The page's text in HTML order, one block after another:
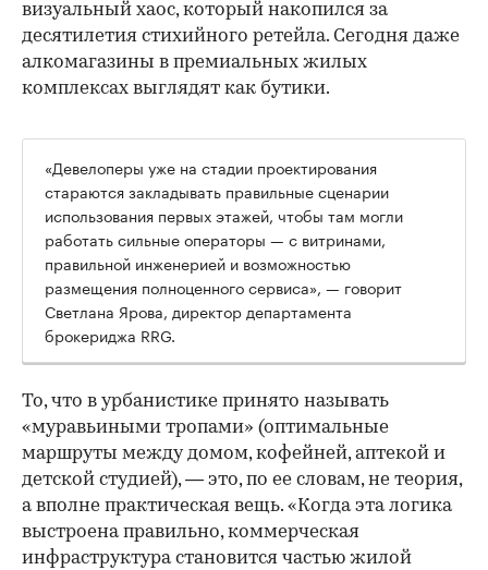
визуальный хаос, который накопился за
десятилетия стихийного ретейла. Сегодня даже
алкомагазины в премиальных жилых
комплексах выглядят как бутики.
00:00
«Девелоперы уже на стадии проектирования
стараются закладывать правильные сценарии
использования первых этажей, чтобы там могли
работать сильные операторы — с витринами,
правильной инженерией и возможностью
размещения полноценного сервиса», — говорит
Светлана Ярова, директор департамента
брокериджа RRG.
То, что в урбанистике принято называть
«муравьиными тропами» (оптимальные
маршруты между домом, кофейней, аптекой и
детской студией), — это, по ее словам, не теория,
а вполне практическая вещь. «Когда эта логика
выстроена правильно, коммерческая
инфраструктура становится частью жилой